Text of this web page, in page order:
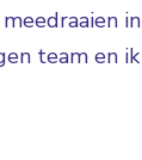
in
team en ik